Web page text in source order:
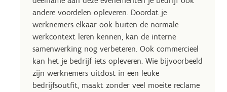
andere voordelen opleveren. Doordat je
werknemers elkaar ook buiten de normale
werkcontext leren kennen, kan de interne
samenwerking nog verbeteren. Ook commercieel
kan het je bedrijf iets opleveren. Wie bijvoorbeeld
zijn werknemers uitdost in een leuke
bedrijfsoutfit, maakt zonder veel moeite reclame